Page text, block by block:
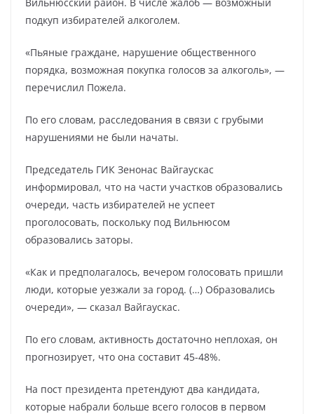
подкуп избирателей алкоголем.
«Пьяные граждане, нарушение общественного
порядка, возможная покупка голосов за алкоголь», —
перечислил Пожела.
По его словам, расследования в связи с грубыми
нарушениями не были начаты.
Председатель ГИК Зенонас Вайгаускас
информировал, что на части участков образовались
очереди, часть избирателей не успеет
проголосовать, поскольку под Вильнюсом
образовались заторы.
«Как и предполагалось, вечером голосовать пришли
люди, которые уезжали за город. (…) Образовались
очереди», — сказал Вайгаускас.
По его словам, активность достаточно неплохая, он
прогнозирует, что она составит 45-48%.
На пост президента претендуют два кандидата,
которые набрали больше всего голосов в первом